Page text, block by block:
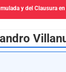
y del Clausura